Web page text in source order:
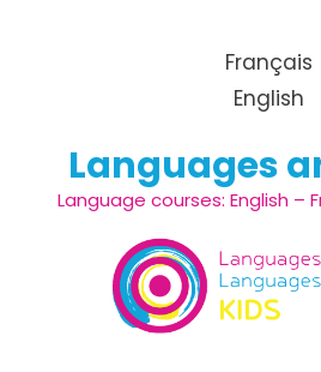
Français
English
Languages
Language courses: English –